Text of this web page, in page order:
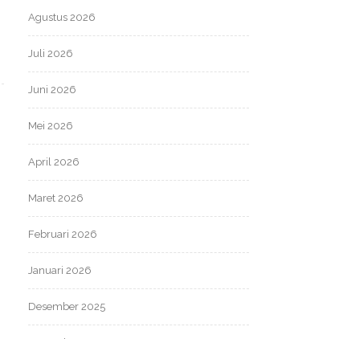
Agustus 2026
Juli 2026
Juni 2026
Mei 2026
April 2026
Maret 2026
Februari 2026
Januari 2026
Desember 2025